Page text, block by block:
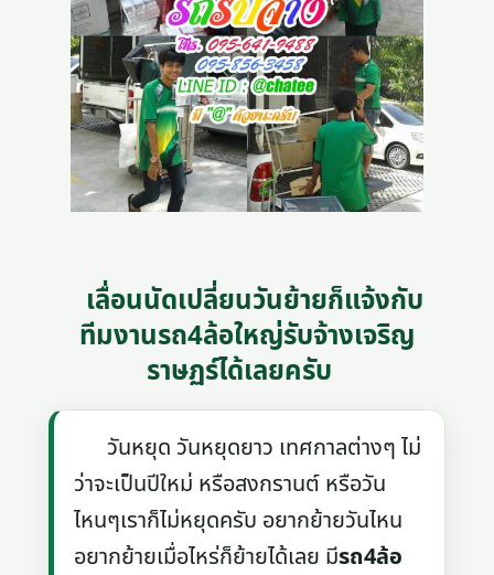
เลื่อนนัดเปลี่ยนวันย้ายก็แจ้งกับ
ทีมงานรถ4ล้อใหญ่รับจ้างเจริญ
ราษฏร์ได้เลยครับ
วันหยุด วันหยุดยาว เทศกาลต่างๆ ไม่
ว่าจะเป็นปีใหม่ หรือสงกรานต์ หรือวัน
ไหนๆเราก็ไม่หยุดครับ อยากย้ายวันไหน
อยากย้ายเมื่อไหร่ก็ย้ายได้เลย มีรถ4ล้อ